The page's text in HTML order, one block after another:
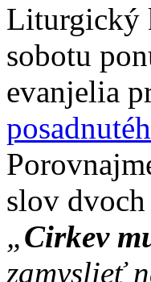
Liturgický
sobotu
evanjelia
slov dvoch
„Cirkev
zamyslieť